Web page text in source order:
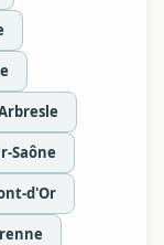
Saône
d'Or